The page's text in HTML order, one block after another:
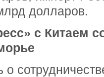
долларов.
с Китаем